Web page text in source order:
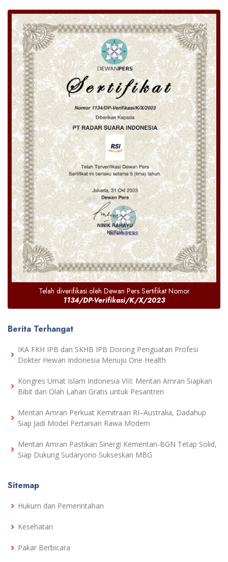
Telah diverifikasi oleh Dewan Pers Sertifikat Nomor
1134/DP-Verifikasi/K/X/2023
Berita Terhangat
IKA FKH IPB dan SKHB IPB Dorong Penguatan Profesi
Dokter Hewan Indonesia Menuju One Health
Kongres Umat Islam Indonesia VIII: Mentan Amran Siapkan
Bibit dan Olah Lahan Gratis untuk Pesantren
Mentan Amran Perkuat Kemitraan RI–Australia, Dadahup
Siap Jadi Model Pertanian Rawa Modern
Mentan Amran Pastikan Sinergi Kementan-BGN Tetap Solid,
Siap Dukung Sudaryono Sukseskan MBG
Sitemap
Hukum dan Pemerintahan
Kesehatan
Pakar Berbicara